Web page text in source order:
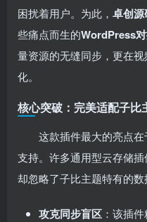
困扰着用户。为此， 卓创源
些痛点而生的WordPress
量资源的无缝同步，更在
化。
核心突破：完美适配子比
这款插件最大的亮点在
支持。许多通用型云存储
却忽略了子比主题特有的数
攻克同步盲区 ：该插